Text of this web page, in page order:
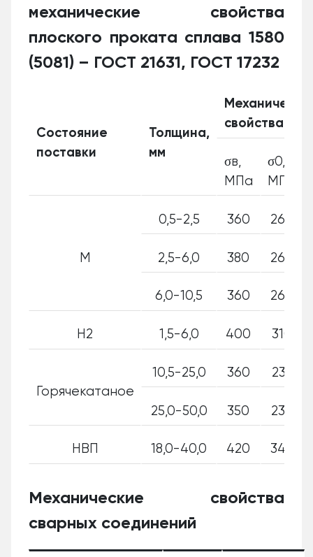
механические свойства
плоского проката сплава 1580
(5081) – ГОСТ 21631, ГОСТ 17232
Состояние
поставки
Толщина,
мм
свойства
σв,
MПa
σ0,2,
MПa
М
0,5-2,5 360 260
2,5-6,0 380 260
6,0-10,5 360 260
Н2 1,5-6,0 400 310
Горячекатаное
10,5-25,0 360 235
25,0-50,0 350 230
НВП 18,0-40,0 420 340
Механические свойства
сварных соединений